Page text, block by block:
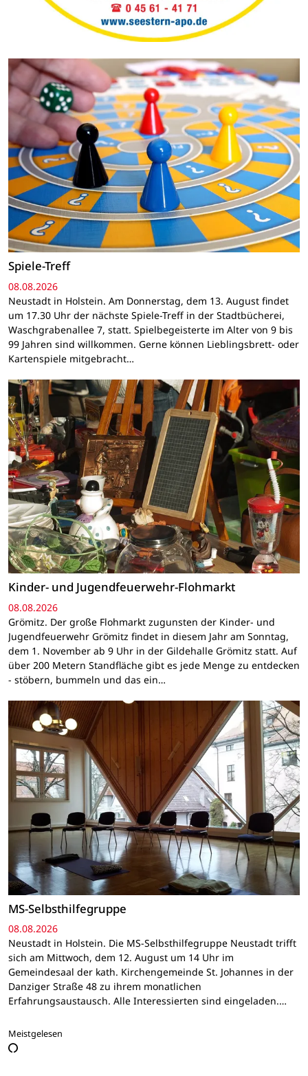
Spiele-Treff
08.08.2026
Neustadt in Holstein. Am Donnerstag, dem 13. August findet
um 17.30 Uhr der nächste Spiele-Treff in der Stadtbücherei,
Waschgrabenallee 7, statt. Spielbegeisterte im Alter von 9 bis
99 Jahren sind willkommen. Gerne können Lieblingsbrett- oder
Kartenspiele mitgebracht…
Kinder- und Jugendfeuerwehr-Flohmarkt
08.08.2026
Grömitz. Der große Flohmarkt zugunsten der Kinder- und
Jugendfeuerwehr Grömitz findet in diesem Jahr am Sonntag,
dem 1. November ab 9 Uhr in der Gildehalle Grömitz statt. Auf
über 200 Metern Standfläche gibt es jede Menge zu entdecken
- stöbern, bummeln und das ein…
MS-Selbsthilfegruppe
08.08.2026
Neustadt in Holstein. Die MS-Selbsthilfegruppe Neustadt trifft
sich am Mittwoch, dem 12. August um 14 Uhr im
Gemeindesaal der kath. Kirchengemeinde St. Johannes in der
Danziger Straße 48 zu ihrem monatlichen
Erfahrungsaustausch. Alle Interessierten sind eingeladen.…
Meistgelesen